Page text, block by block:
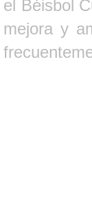
el Béisbol
mejora y